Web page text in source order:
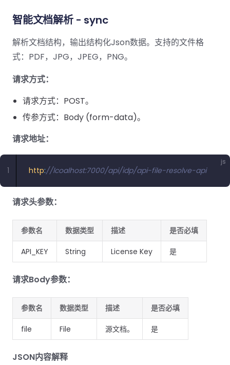
智能文档解析 - sync
解析文档结构，输出结构化Json数据。支持的文件格
式：PDF，JPG，JPEG，PNG。
请求方式：
请求方式：POST。
传参方式：Body (form-data)。
请求地址：
js
http://lcoalhost:7000/api/idp/api-file-resolve-api
1
请求头参数：
参数名 数据类型 描述 是否必填
API_KEY String License Key 是
请求Body参数：
参数名 数据类型 描述 是否必填
file File 源文档。 是
JSON内容解释